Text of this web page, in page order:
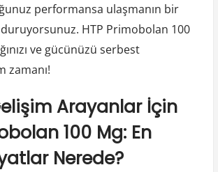
performansa ulaşmanın bir
HTP Primobolan 100
ve gücünüzü serbest
zamanı!
Arayanlar İçin
100 Mg: En
Nerede?